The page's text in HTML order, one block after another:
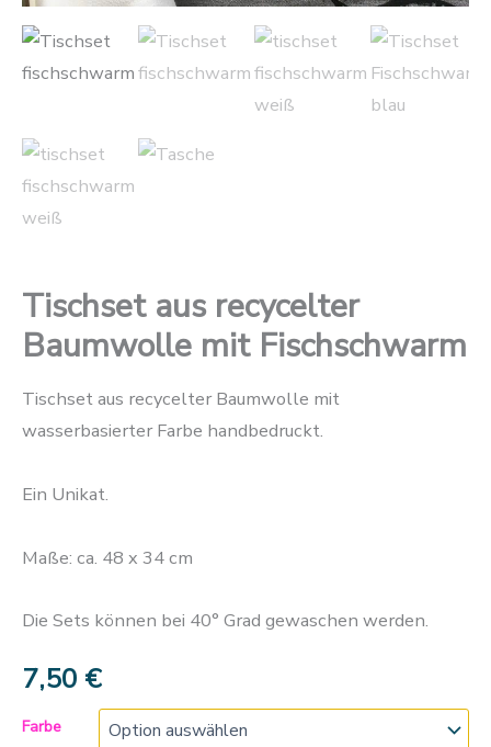
Tischset aus recycelter
Baumwolle mit Fischschwarm
Tischset aus recycelter Baumwolle mit
wasserbasierter Farbe handbedruckt.
Ein Unikat.
Maße: ca. 48 x 34 cm
Die Sets können bei 40° Grad gewaschen werden.
7,50 €
Farbe